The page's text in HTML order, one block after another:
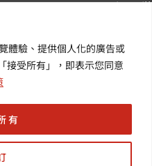
體驗、提供個人化的廣告或
接受所有」，即表示您同意
有
to WingWill
the latest
event and